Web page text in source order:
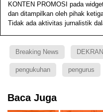
KONTEN PROMOSI pada
dan ditampilkan oleh pihak
Tidak ada aktivitas jurnalistik
Breaking News
pengukuhan pengurus
Baca Juga